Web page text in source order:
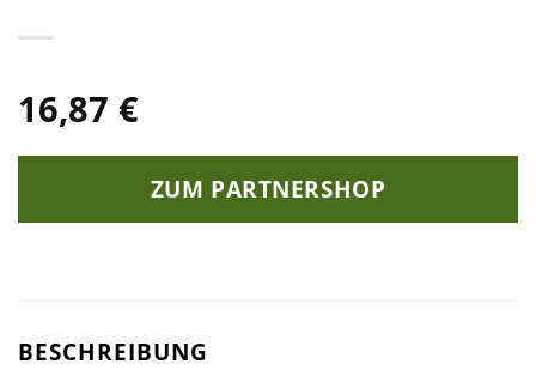
16,87 €
ZUM PARTNERSHOP
BESCHREIBUNG